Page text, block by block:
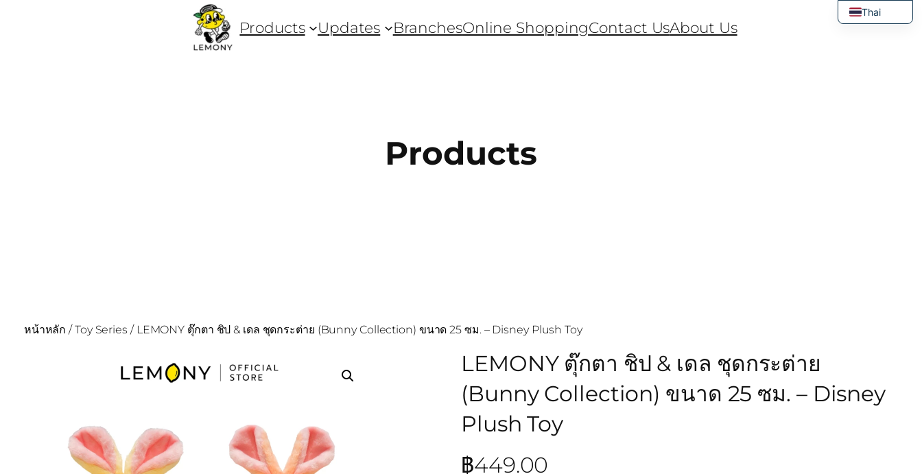
Products Updates BranchesOnline ShoppingContact UsAbout Us
Products
หน้าหลัก /Toy Series / LEMONY ตุ๊กตา ชิป & เดล ชุดกระต่าย (Bunny Collection) ขนาด 25 ซม. – Disney Plush Toy
LEMONY ตุ๊กตา ชิป & เดล ชุดกระต่าย
(Bunny Collection) ขนาด 25 ซม. – Disney
Plush Toy
฿449.00
Thai